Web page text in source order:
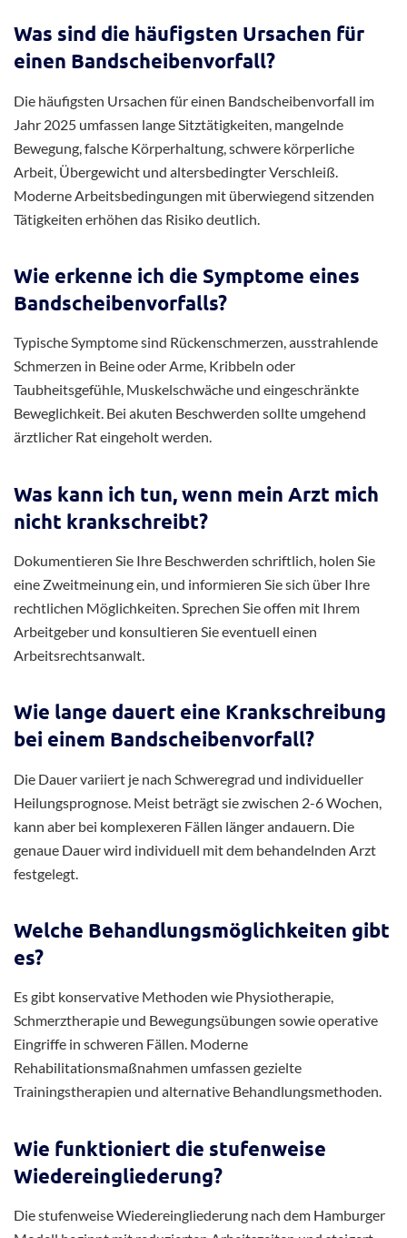
DerBandscheibenvorfall Ratgeberzeigt: Mit dem richtigen
Wissen, medizinischer Unterstützung und einem
Gesundheit effektiv managen und berufliche
Herausforderungen erfolgreich meistern.
FAQ
Was sind die häufigsten Ursachen für
einen Bandscheibenvorfall?
Jahr 2025 umfassen lange Sitztätigkeiten, mangelnde
Bewegung, falsche Körperhaltung, schwere körperliche
Arbeit, Übergewicht und altersbedingter Verschleiß.
Moderne Arbeitsbedingungen mit überwiegend sitzenden
Tätigkeiten erhöhen das Risiko deutlich.
Wie erkenne ich die Symptome eines
Bandscheibenvorfalls?
Typische Symptome sind Rückenschmerzen, ausstrahlende
Schmerzen in Beine oder Arme, Kribbeln oder
Taubheitsgefühle, Muskelschwäche und eingeschränkte
Beweglichkeit. Bei akuten Beschwerden sollte umgehend
ärztlicher Rat eingeholt werden.
Was kann ich tun, wenn mein Arzt mich
nicht krankschreibt?
Dokumentieren Sie Ihre Beschwerden schriftlich, holen Sie
eine Zweitmeinung ein, und informieren Sie sich über Ihre
rechtlichen Möglichkeiten. Sprechen Sie offen mit Ihrem
Arbeitgeber und konsultieren Sie eventuell einen
Arbeitsrechtsanwalt.
Wie lange dauert eine Krankschreibung
bei einem Bandscheibenvorfall?
Die Dauer variiert je nach Schweregrad und individueller
Heilungsprognose. Meist beträgt sie zwischen 2-6 Wochen,
kann aber bei komplexeren Fällen länger andauern. Die
genaue Dauer wird individuell mit dem behandelnden Arzt
festgelegt.
Welche Behandlungsmöglichkeiten gibt
es?
Es gibt konservative Methoden wie Physiotherapie,